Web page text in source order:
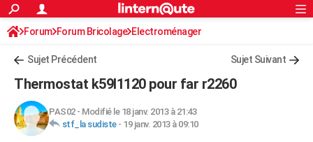
ACTUALITÉS
Politique
Société
Faits Divers
Education
Monde
Villes
+
FINANCE
Retraite
Impôts
Epargne
Immobilier
Risques naturels par ville
Banque
Assurance
Crédit
AUTO
S'inscrire
Connexion
Forum Forum Bricolage Electroménager
Sujet Précédent Sujet Suivant
Thermostat k59l1120 pour far r2260
PAS02- Modifié le 18 janv. 2013 à 21:43
stf_la sudiste- 19 janv. 2013 à 09:10